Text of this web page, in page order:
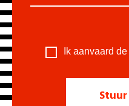
Ik aanvaard de